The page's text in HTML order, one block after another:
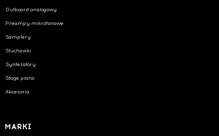
Outboard analogowy
Preampy mikrofonowe
Samplery
Słuchawki
Syntezatory
Stage piano
Akcesoria
MARKI